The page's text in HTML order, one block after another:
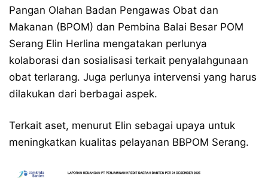
Pangan Olahan Badan Pengawas Obat dan
Makanan (BPOM) dan Pembina Balai Besar POM
Serang Elin Herlina mengatakan perlunya
kolaborasi dan sosialisasi terkait penyalahgunaan
obat terlarang. Juga perlunya intervensi yang harus
dilakukan dari berbagai aspek.
Terkait aset, menurut Elin sebagai upaya untuk
meningkatkan kualitas pelayanan BBPOM Serang.